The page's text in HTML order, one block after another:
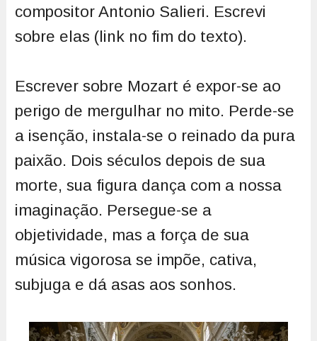
compositor Antonio Salieri. Escrevi
sobre elas (link no fim do texto).
Escrever sobre Mozart é expor-se ao
perigo de mergulhar no mito. Perde-se
a isenção, instala-se o reinado da pura
paixão. Dois séculos depois de sua
morte, sua figura dança com a nossa
imaginação. Persegue-se a
objetividade, mas a força de sua
música vigorosa se impõe, cativa,
subjuga e dá asas aos sonhos.